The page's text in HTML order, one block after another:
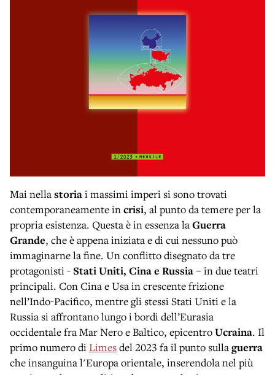
Mai nellastoriai massimi imperi si sono trovati
contemporaneamente incrisi, al punto da temere per la
propria esistenza. Questa è in essenza laGuerra
Grande, che è appena iniziata e di cui nessuno può
immaginarne la fine. Un conflitto disegnato da tre
protagonisti - Stati Uniti, Cina e Russia– in due teatri
principali. Con Cina e Usa in crescente frizione
nell’Indo-Pacifico, mentre gli stessi Stati Uniti e la
Russia si affrontano lungo i bordi dell’Eurasia
occidentale fra Mar Nero e Baltico, epicentroUcraina. Il
primo numero diLimesdel 2023 fa il punto sullaguerra
che insanguina l'Europa orientale, inserendola nel più